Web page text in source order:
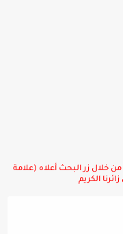
خلال زر البحث أعلاه (علامة
الكريم